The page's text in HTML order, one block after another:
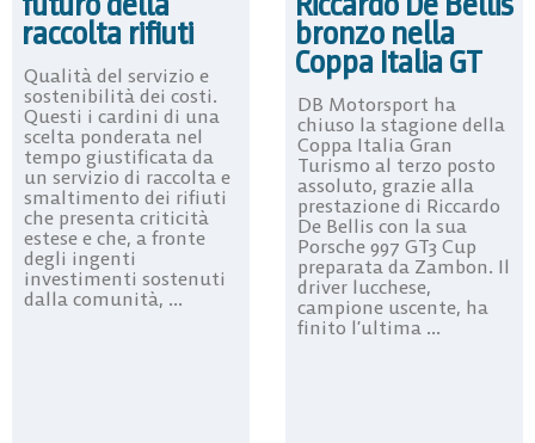
raccolta rifiuti
Qualità del servizio e
sostenibilità dei costi.
Questi i cardini di una
scelta ponderata nel
tempo giustificata da
un servizio di raccolta e
smaltimento dei rifiuti
che presenta criticità
estese e che, a fronte
degli ingenti
investimenti sostenuti
dalla comunità, ...
bronzo nella
Coppa Italia GT
DB Motorsport ha
chiuso la stagione della
Coppa Italia Gran
Turismo al terzo posto
assoluto, grazie alla
prestazione di Riccardo
De Bellis con la sua
Porsche 997 GT3 Cup
preparata da Zambon. Il
driver lucchese,
campione uscente, ha
finito l’ultima ...